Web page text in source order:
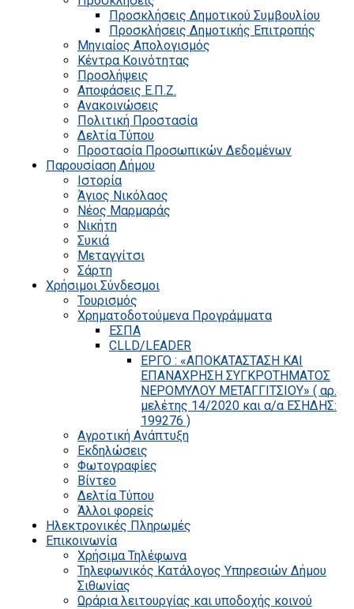
Προσκλήσεις Δημοτικού Συμβουλίου
Προσκλήσεις Δημοτικής Επιτροπής
Μηνιαίος Απολογισμός
Κέντρα Κοινότητας
Προσλήψεις
Αποφάσεις Ε.Π.Ζ.
Ανακοινώσεις
Πολιτική Προστασία
Δελτία Τύπου
Προστασία Προσωπικών Δεδομένων
Παρουσίαση Δήμου
Ιστορία
Άγιος Νικόλαος
Νέος Μαρμαράς
Νικήτη
Συκιά
Μεταγγίτσι
Σάρτη
Χρήσιμοι Σύνδεσμοι
Τουρισμός
Χρηματοδοτούμενα Προγράμματα
ΕΣΠΑ
CLLD/LEADER
ΕΡΓΟ : «ΑΠΟΚΑΤΑΣΤΑΣΗ ΚΑΙ
ΕΠΑΝΑΧΡΗΣΗ ΣΥΓΚΡΟΤΗΜΑΤΟΣ
ΝΕΡΟΜΥΛΟΥ ΜΕΤΑΓΓΙΤΣΙΟΥ» ( αρ.
μελέτης 14/2020 και α/α ΕΣΗΔΗΣ:
199276 )
Αγροτική Ανάπτυξη
Εκδηλώσεις
Φωτογραφίες
Βίντεο
Δελτία Τύπου
Άλλοι φορείς
Ηλεκτρονικές Πληρωμές
Επικοινωνία
Χρήσιμα Τηλέφωνα
Τηλεφωνικός Κατάλογος Υπηρεσιών Δήμου
Σιθωνίας
Ωράρια λειτουργίας και υποδοχής κοινού